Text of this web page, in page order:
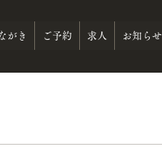
がき ご予約 求人 お知らせ